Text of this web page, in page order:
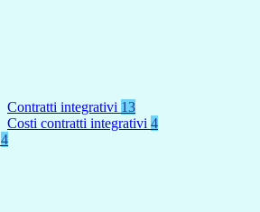
Contratti integrativi 13
Costi contratti integrativi 4
4